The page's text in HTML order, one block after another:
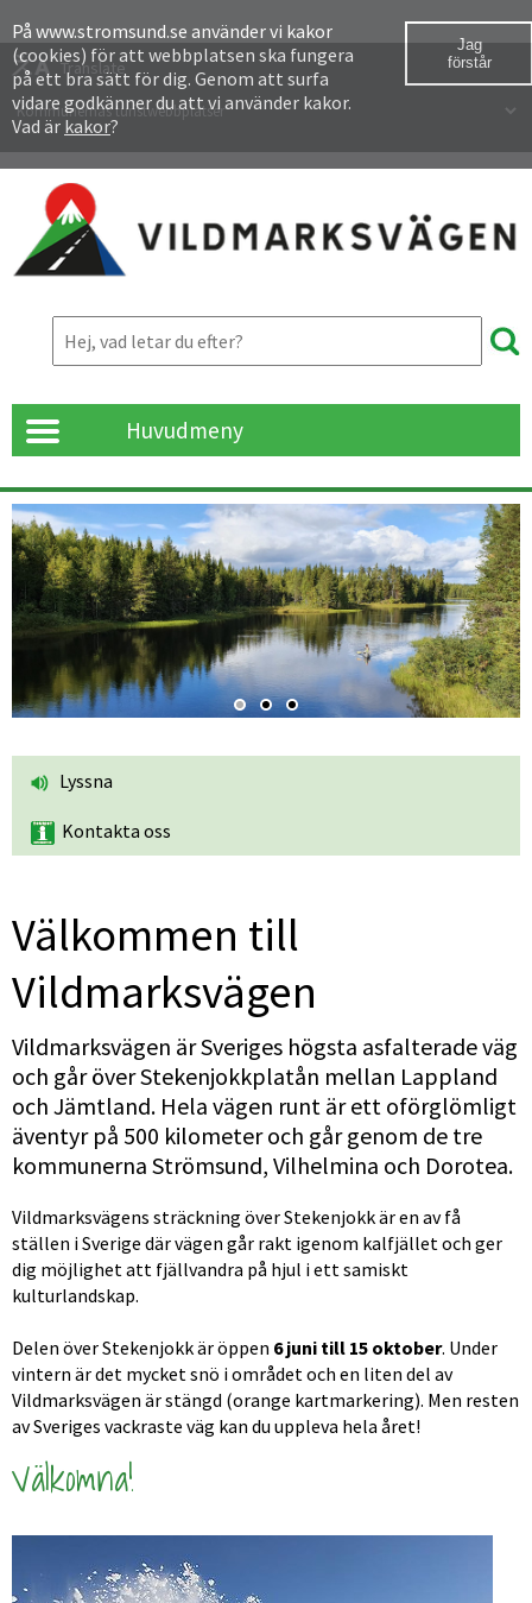
På www.stromsund.se använder vi kakor
(cookies) för att webbplatsen ska fungera
på ett bra sätt för dig. Genom att surfa
vidare godkänner du att vi använder kakor.
Vad är kakor?
Jag
förstår
Translate
Våra turistwebbplatser
Huvudmeny
Lyssna
Kontakta oss
Välkommen till
Vildmarksvägen
Vildmarksvägen är Sveriges högsta asfalterade väg
och går över Stekenjokk­platån mellan Lappland
och Jämtland. Hela vägen runt är ett oförglömligt
äventyr på 500 kilometer och går genom de tre
kommunerna Strömsund, Vilhelmina och Dorotea.
Vildmarksvägens sträckning över Stekenjokk är en av få
ställen i Sverige där vägen går rakt igenom kalfjället och ger
dig möjlighet att fjällvandra på hjul i ett samiskt
kulturlandskap.
Delen över Stekenjokk är öppen 6 juni till 15 oktober. Under
vintern är det mycket snö i området och en liten del av
Vildmarksvägen är stängd (orange kartmarkering). Men resten
av Sveriges vackraste väg kan du uppleva hela året!
Välkomna!
Besök
oss
på
Facebook